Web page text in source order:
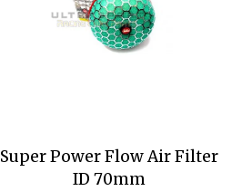
Super Power Flow Air Filter
ID 70mm